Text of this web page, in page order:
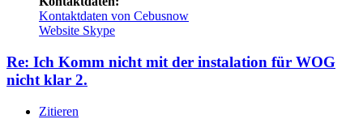
Kontaktdaten von Cebusnow
Website Skype
Re: Ich Komm nicht mit der instalation für WOG
nicht klar 2.
Zitieren